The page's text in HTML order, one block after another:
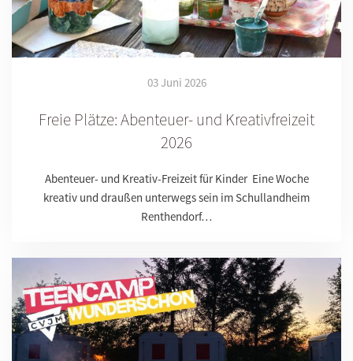
03 Juni 2026
Freie Plätze: Abenteuer- und Kreativfreizeit
2026
Abenteuer- und Kreativ-Freizeit für Kinder Eine Woche
kreativ und draußen unterwegs sein im Schullandheim
Renthendorf…